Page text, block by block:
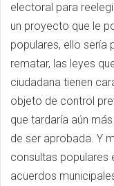
electoral para
un proyecto que le
populares, ello sería
rematar, las leyes
ciudadana tienen
objeto de control
que tardaría aún
de ser aprobada. Y
consultas populares
acuerdos